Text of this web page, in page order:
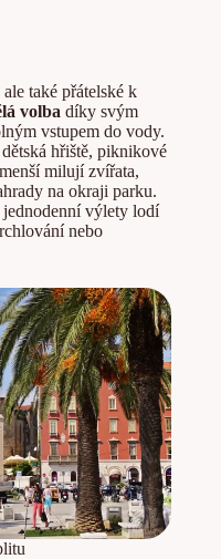
také přátelské k
volba díky svým
vstupem do vody.
hřiště, piknikové
milují zvířata,
na okraji parku.
jednodenní výlety lodí
nebo